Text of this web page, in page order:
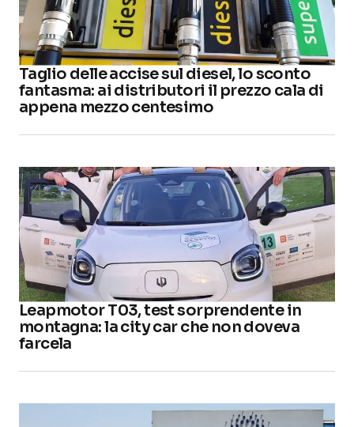
Taglio delle accise sul diesel, lo sconto
fantasma: ai distributori il prezzo cala di
appena mezzo centesimo
Leapmotor T03, test sorprendente in
montagna: la city car che non doveva
farcela